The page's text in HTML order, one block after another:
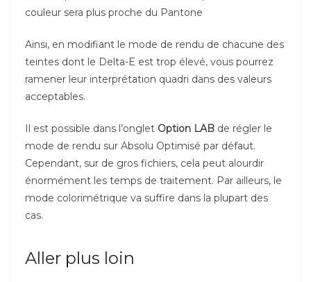
couleur sera plus proche du Pantone
Ainsi, en modifiant le mode de rendu de chacune des
teintes dont le Delta-E est trop élevé, vous pourrez
ramener leur interprétation quadri dans des valeurs
acceptables.
Il est possible dans l’onglet Option LAB de régler le
mode de rendu sur Absolu Optimisé par défaut.
Cependant, sur de gros fichiers, cela peut alourdir
énormément les temps de traitement. Par ailleurs, le
mode colorimétrique va suffire dans la plupart des
cas.
Aller plus loin